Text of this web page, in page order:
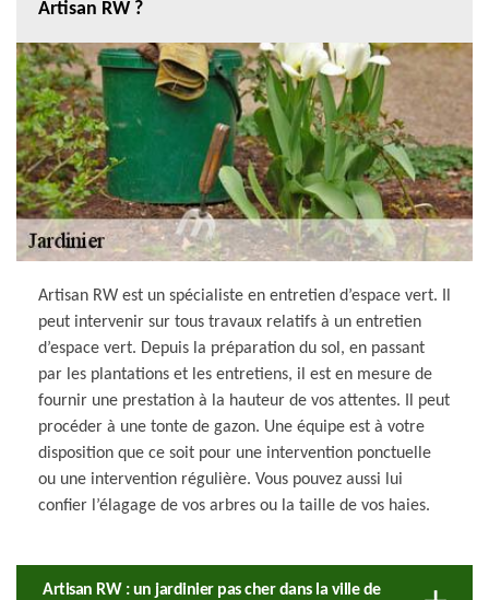
Artisan RW ?
Artisan RW est un spécialiste en entretien d’espace vert. Il
peut intervenir sur tous travaux relatifs à un entretien
d’espace vert. Depuis la préparation du sol, en passant
par les plantations et les entretiens, il est en mesure de
fournir une prestation à la hauteur de vos attentes. Il peut
procéder à une tonte de gazon. Une équipe est à votre
disposition que ce soit pour une intervention ponctuelle
ou une intervention régulière. Vous pouvez aussi lui
confier l’élagage de vos arbres ou la taille de vos haies.
Artisan RW : un jardinier pas cher dans la ville de